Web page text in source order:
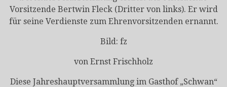
Vorsitzende Bertwin Fleck (Dritter von links). Er wird
für seine Verdienste zum Ehrenvorsitzenden ernannt.
Bild: fz
von Ernst Frischholz
Diese Jahreshauptversammlung im Gasthof „Schwan“